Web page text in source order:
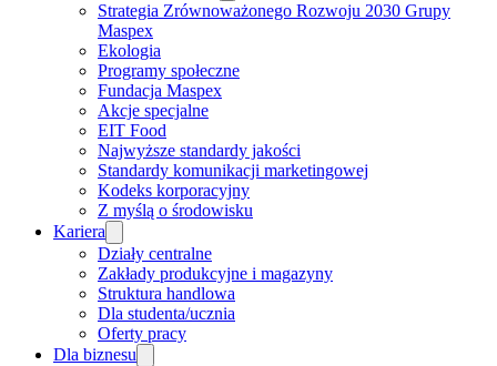
Strategia Zrównoważonego Rozwoju 2030 Grupy
Maspex
Ekologia
Programy społeczne
Fundacja Maspex
Akcje specjalne
EIT Food
Najwyższe standardy jakości
Standardy komunikacji marketingowej
Kodeks korporacyjny
Z myślą o środowisku
Kariera
Działy centralne
Zakłady produkcyjne i magazyny
Struktura handlowa
Dla studenta/ucznia
Oferty pracy
Dla biznesu